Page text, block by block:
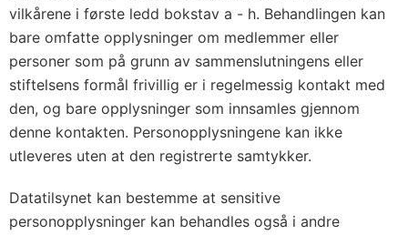
vilkårene i første ledd bokstav a - h. Behandlingen kan
bare omfatte opplysninger om medlemmer eller
personer som på grunn av sammenslutningens eller
stiftelsens formål frivillig er i regelmessig kontakt med
den, og bare opplysninger som innsamles gjennom
denne kontakten. Personopplysningene kan ikke
utleveres uten at den registrerte samtykker.
Datatilsynet kan bestemme at sensitive
personopplysninger kan behandles også i andre